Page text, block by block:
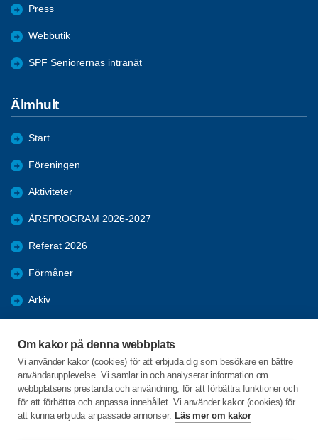
Om kakor på denna webbplats
Vi använder kakor (cookies) för att erbjuda dig som besökare en bättre
användarupplevelse. Vi samlar in och analyserar information om
webbplatsens prestanda och användning, för att förbättra funktioner och
för att förbättra och anpassa innehållet. Vi använder kakor (cookies) för
att kunna erbjuda anpassade annonser. Läs mer om kakor
Press
Webbutik
SPF Seniorernas intranät
Älmhult
Start
Föreningen
Aktiviteter
ÅRSPROGRAM 2026-2027
Referat 2026
Förmåner
Arkiv
RESOR
C/o:Birgitta Löfstedt